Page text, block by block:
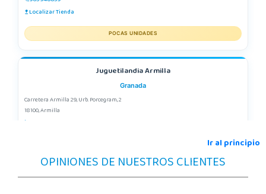
Localizar Tienda
POCAS UNIDADES
Juguetilandia Armilla
Granada
Carretera Armilla 29, Urb. Porcegram, 2
18100, Armilla
Ir al principio
OPINIONES DE NUESTROS CLIENTES